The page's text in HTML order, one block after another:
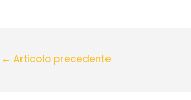
← Articolo precedente